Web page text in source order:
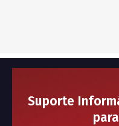
Suporte